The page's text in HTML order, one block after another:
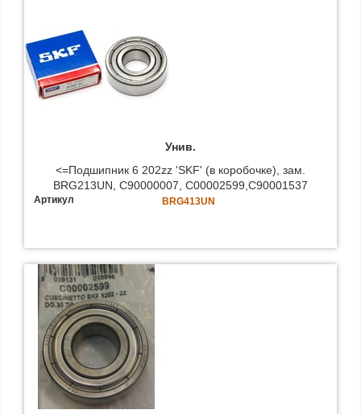
Унив.
<=Подшипник 6 202zz 'SKF' (в коробочке), зам.
BRG213UN, C90000007, C00002599,C90001537
Артикул BRG413UN